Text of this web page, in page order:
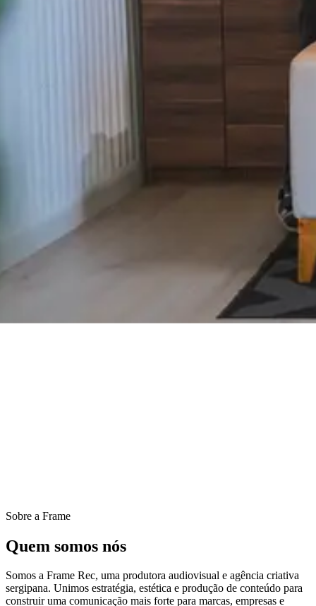
Sobre a Frame
Quem somos nós
Somos a Frame Rec, uma produtora audiovisual e agência criativa
sergipana. Unimos estratégia, estética e produção de conteúdo para
construir uma comunicação mais forte para marcas, empresas e